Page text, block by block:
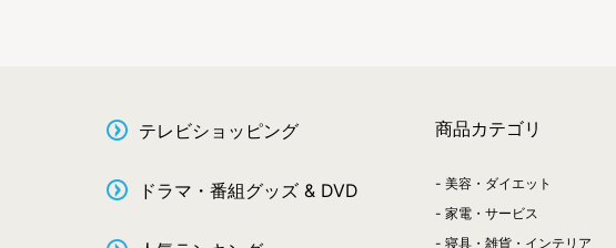
テレビショッピング
ドラマ・番組グッズ & DVD
商品カテゴリ
美容・ダイエット
家電・サービス
寝具・雑貨・インテリア